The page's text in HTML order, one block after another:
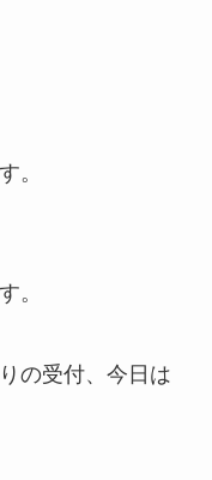
。
。
の受付、今日は